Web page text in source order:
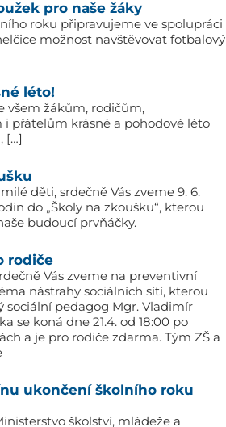
pro naše žáky
roku připravujeme ve spolupráci
možnost navštěvovat fotbalový
léto!
všem žákům, rodičům,
přátelům krásné a pohodové léto
[…]
děti, srdečně Vás zveme 9. 6.
do „Školy na zkoušku“, kterou
budoucí prvňáčky.
rodiče
Vás zveme na preventivní
nástrahy sociálních sítí, kterou
sociální pedagog Mgr. Vladimír
se koná dne 21.4. od 18:00 po
a je pro rodiče zdarma. Tým ZŠ a
ukončení školního roku
školství, mládeže a